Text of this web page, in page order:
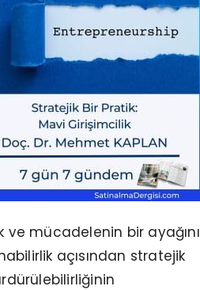
mücadelenin bir ayağını
açısından stratejik